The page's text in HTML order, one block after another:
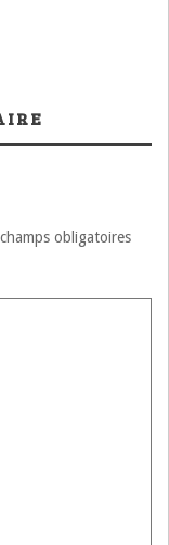
obligatoires